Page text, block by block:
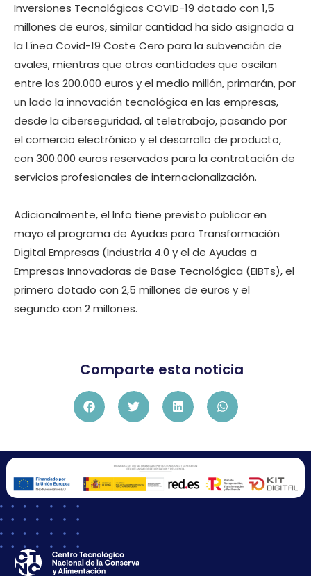
Inversiones Tecnológicas COVID-19 dotado con 1,5
millones de euros, similar cantidad ha sido asignada a
la Línea Covid-19 Coste Cero para la subvención de
avales, mientras que otras cantidades que oscilan
entre los 200.000 euros y el medio millón, primarán, por
un lado la innovación tecnológica en las empresas,
desde la ciberseguridad, al teletrabajo, pasando por
el comercio electrónico y el desarrollo de producto,
con 300.000 euros reservados para la contratación de
servicios profesionales de internacionalización.
Adicionalmente, el Info tiene previsto publicar en
mayo el programa de Ayudas para Transformación
Digital Empresas (Industria 4.0 y el de Ayudas a
Empresas Innovadoras de Base Tecnológica (EIBTs), el
primero dotado con 2,5 millones de euros y el
segundo con 2 millones.
Comparte esta noticia